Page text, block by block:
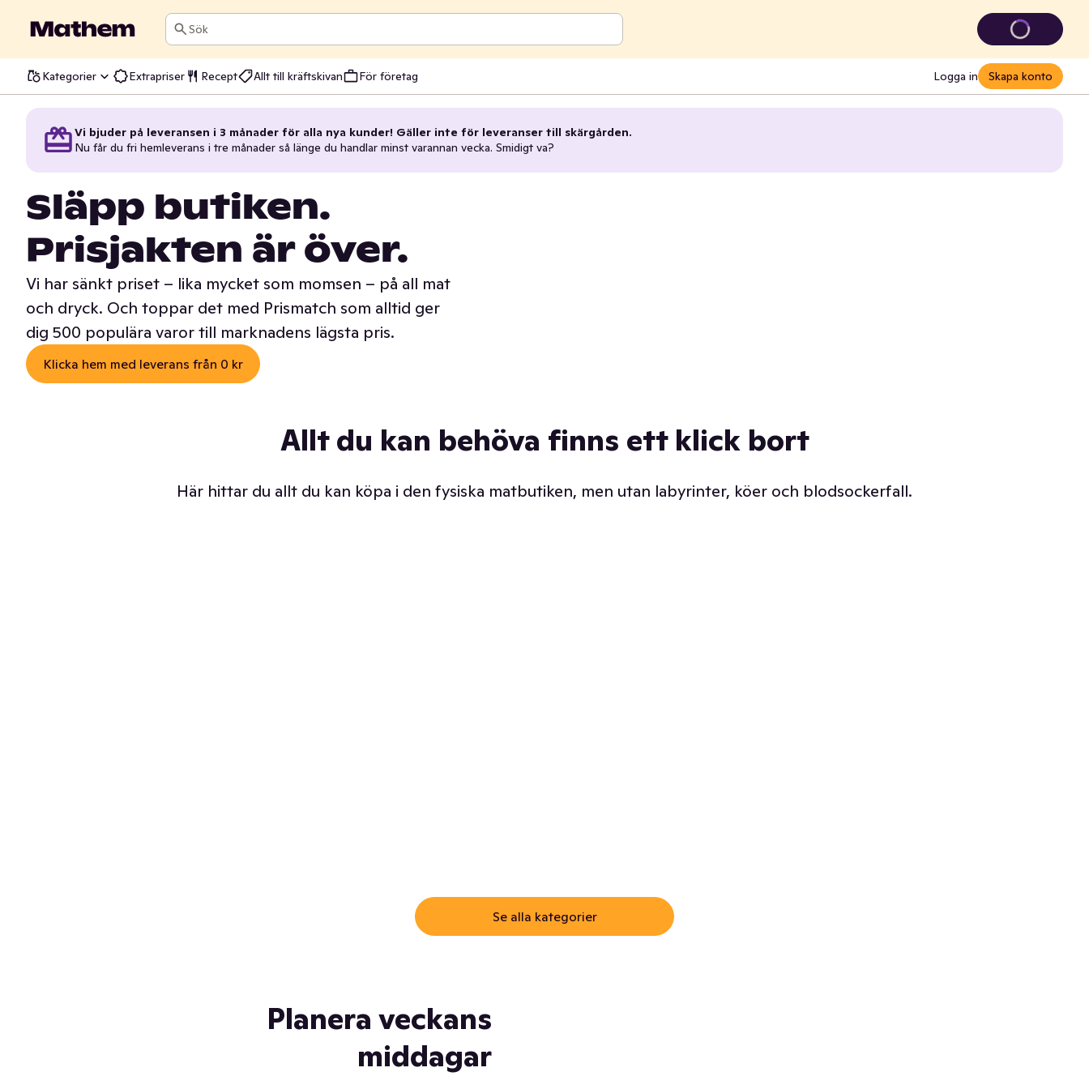
Sök
Kategorier Extrapriser Recept Allt till kräftskivan För företag Logga in Skapa konto
Vi bjuder på leveransen i 3 månader för alla nya kunder! Gäller inte för leveranser till skärgården.
Nu får du fri hemleverans i tre månader så länge du handlar minst varannan vecka. Smidigt va?
Släpp butiken.
Prisjakten är över.
Vi har sänkt priset – lika mycket som momsen – på all mat
och dryck. Och toppar det med Prismatch som alltid ger
dig 500 populära varor till marknadens lägsta pris.
Klicka hem med leverans från 0 kr
Allt du kan behöva finns ett klick bort
Här hittar du allt du kan köpa i den fysiska matbutiken, men utan labyrinter, köer och blodsockerfall.
Se alla kategorier
Planera veckans
middagar